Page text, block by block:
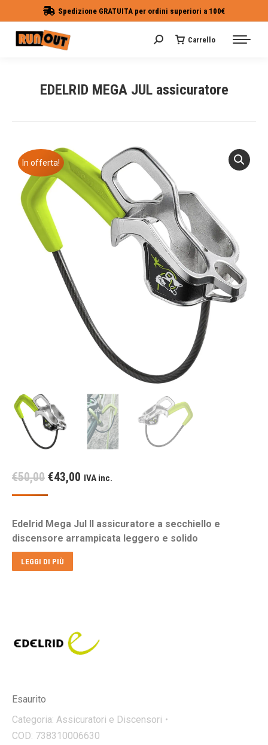
Spedizione GRATUITA per ordini superiori a 100€
Cerca: Carrello
EDELRID MEGA JUL assicuratore
In offerta!
€50,00 Il
prezzo
era:
€43,00 Il
è:
€43,00.
IVA inc.
Edelrid Mega Jul II assicuratore a secchiello e
discensore arrampicata leggero e solido
LEGGI DI PIÙ
Esaurito
Categoria: Assicuratori e Discensori
COD: 738310006630